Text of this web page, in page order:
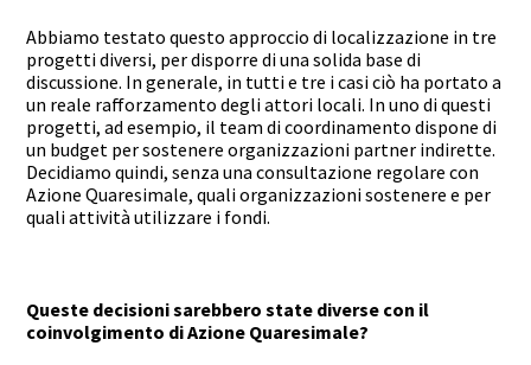
Abbiamo testato questo approccio di localizzazione in tre
progetti diversi, per disporre di una solida base di
discussione. In generale, in tutti e tre i casi ciò ha portato a
un reale rafforzamento degli attori locali. In uno di questi
progetti, ad esempio, il team di coordinamento dispone di
un budget per sostenere organizzazioni partner indirette.
Decidiamo quindi, senza una consultazione regolare con
Azione Quaresimale, quali organizzazioni sostenere e per
quali attività utilizzare i fondi.
Queste decisioni sarebbero state diverse con il
coinvolgimento di Azione Quaresimale?